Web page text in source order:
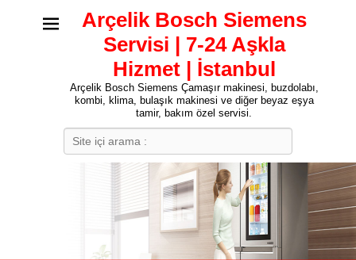
Arçelik Bosch Siemens
Servisi | 7-24 Aşkla
Hizmet | İstanbul
Arçelik Bosch Siemens Çamaşır makinesi, buzdolabı,
kombi, klima, bulaşık makinesi ve diğer beyaz eşya
tamir, bakım özel servisi.